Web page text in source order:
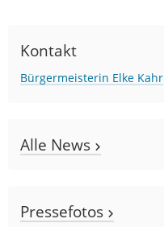
Kontakt
Bürgermeisterin Elke Kahr
Alle News
Pressefotos